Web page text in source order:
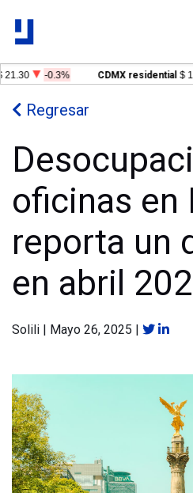
21.30 -0.3% CDMX residential $
Regresar
oficinas en
reporta un
en abril
Solili | Mayo 26, 2025 |